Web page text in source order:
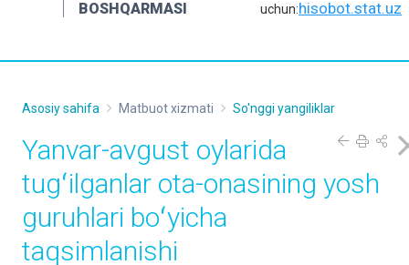
BOSHQARMASI
uchun:hisobot.stat.uz
MATBUOT XIZMATI
KONTAKTLAR
Asosiy sahifa Matbuot xizmati So'nggi yangiliklar
Yanvar-avgust oylarida
tugʻilganlar ota-onasining yosh
guruhlari boʻyicha
taqsimlanishi